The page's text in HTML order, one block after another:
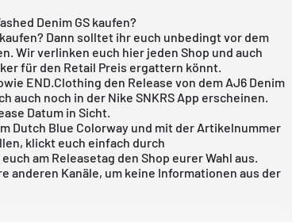
Denim GS kaufen?
Dann solltet ihr euch unbedingt vor dem
Wir verlinken euch hier jeden Shop und auch
für den Retail Preis ergattern könnt.
END.Clothing den Release von dem AJ6 Denim
auch noch in der Nike SNKRS App erscheinen.
Datum in Sicht.
Dutch Blue Colorway und mit der Artikelnummer
klickt euch einfach durch
am Releasetag den Shop eurer Wahl aus.
anderen Kanäle, um keine Informationen aus der